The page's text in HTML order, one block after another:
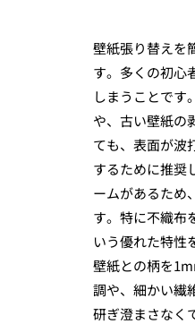
壁紙張り替えを
す。多くの初心
しまうことです
や、古い壁紙の
ても、表面が波
するために推奨
ームがあるため
す。特に不織布
いう優れた特性
壁紙との柄を
調や、細かい繊
研ぎ澄まさなく